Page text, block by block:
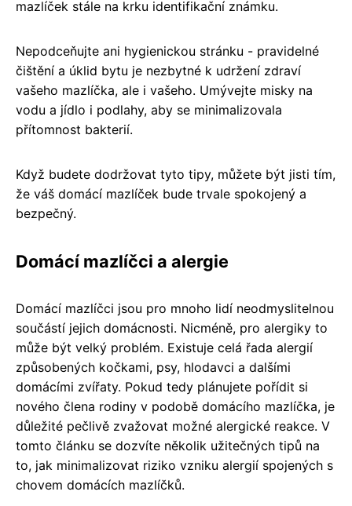
mazlíček stále na krku identifikační známku.
Nepodceňujte ani hygienickou stránku - pravidelné
čištění a úklid bytu je nezbytné k udržení zdraví
vašeho mazlíčka, ale i vašeho. Umývejte misky na
vodu a jídlo i podlahy, aby se minimalizovala
přítomnost bakterií.
Když budete dodržovat tyto tipy, můžete být jisti tím,
že váš domácí mazlíček bude trvale spokojený a
bezpečný.
Domácí mazlíčci a alergie
Domácí mazlíčci jsou pro mnoho lidí neodmyslitelnou
součástí jejich domácnosti. Nicméně, pro alergiky to
může být velký problém. Existuje celá řada alergií
způsobených kočkami, psy, hlodavci a dalšími
domácími zvířaty. Pokud tedy plánujete pořídit si
nového člena rodiny v podobě domácího mazlíčka, je
důležité pečlivě zvažovat možné alergické reakce. V
tomto článku se dozvíte několik užitečných tipů na
to, jak minimalizovat riziko vzniku alergií spojených s
chovem domácích mazlíčků.